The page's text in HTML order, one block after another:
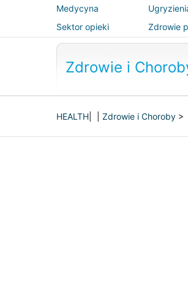
Medycyna
alternatywna
użądlenia
Sektor opieki
zdrowotnej
Zdrowie
Zdrowie i
HEALTH Zdrowie i Choroby >